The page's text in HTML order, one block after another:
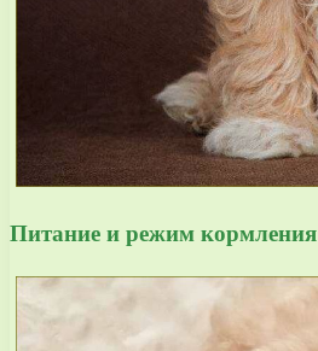
Питание и режим кормления